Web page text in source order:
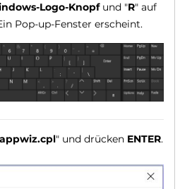
Logo-Knopfund "R" auf
Pop-up-Fenster erscheint.
appwiz.cpl" und drücken ENTER.